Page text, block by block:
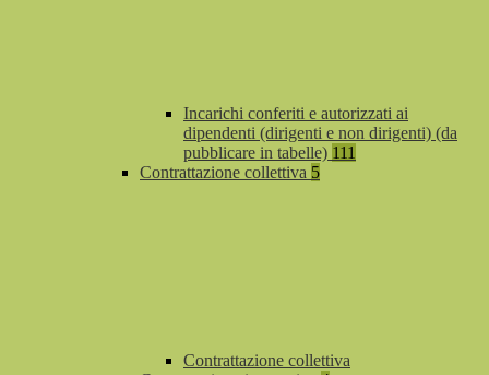
Incarichi conferiti e autorizzati ai
dipendenti (dirigenti e non dirigenti) (da
pubblicare in tabelle) 111
Contrattazione collettiva 5
Contrattazione collettiva